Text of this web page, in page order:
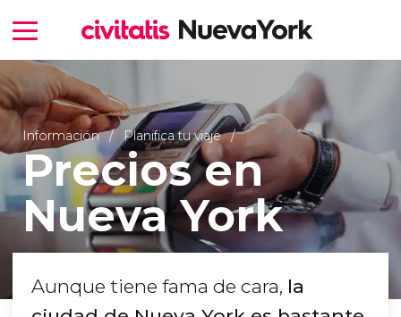
Información Planifica tu viaje
Precios en
Nueva York
Aunque tiene fama de cara, la